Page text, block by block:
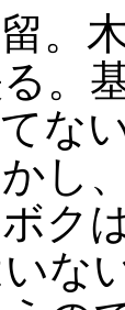
。
。
な
し
ク
な